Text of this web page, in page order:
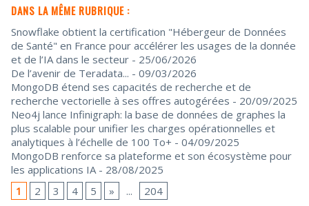
DANS LA MÊME RUBRIQUE :
Snowflake obtient la certification "Hébergeur de Données
de Santé" en France pour accélérer les usages de la donnée
et de l’IA dans le secteur - 25/06/2026
De l’avenir de Teradata... - 09/03/2026
MongoDB étend ses capacités de recherche et de
recherche vectorielle à ses offres autogérées - 20/09/2025
Neo4j lance Infinigraph: la base de données de graphes la
plus scalable pour unifier les charges opérationnelles et
analytiques à l’échelle de 100 To+ - 04/09/2025
MongoDB renforce sa plateforme et son écosystème pour
les applications IA - 28/08/2025
1
2 3 4 5 » ... 204